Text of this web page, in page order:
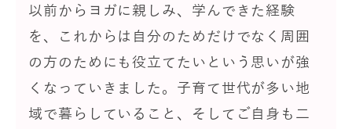
以前からヨガに親しみ、学んできた経験
を、これからは自分のためだけでなく周囲
の方のためにも役立てたいという思いが強
くなっていきました。子育て世代が多い地
域で暮らしていること、そしてご自身も二